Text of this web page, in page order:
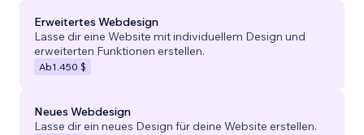
Erweitertes Webdesign
Lasse dir eine Website mit individuellem Design und
erweiterten Funktionen erstellen.
Ab1.450 $
Neues Webdesign
Lasse dir ein neues Design für deine Website erstellen.